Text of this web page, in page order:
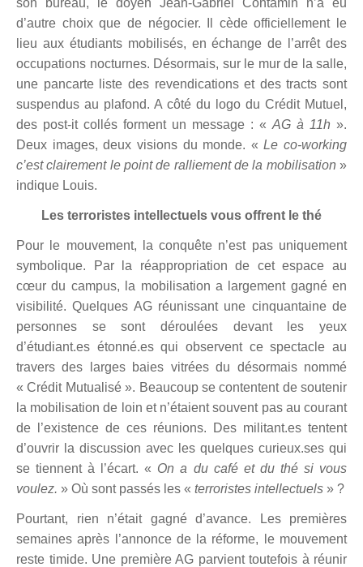
son bureau, le doyen Jean-Gabriel Contamin n’a eu
d’autre choix que de négocier. Il cède officiellement le
lieu aux étudiants mobilisés, enéchange de l’arrêt des
occupations nocturnes. Désormais, sur le mur de la salle,
une pancarte liste des revendications et des tracts sont
suspendus au plafond. A côté du logo du Crédit Mutuel,
des post-it collés forment un message : « AG à 11h ».
Deux images, deux visions du monde. «Le co-working
c’est clairement le point de ralliement de la mobilisation »
indique Louis.
Les terroristes intellectuels vous offrent le thé
Pour le mouvement, la conquête n’est pas uniquement
symbolique. Par la réappropriation de cet espace au
cœur du campus, la mobilisation a largement gagné en
visibilité. Quelques AG réunissant une cinquantaine de
personnes se sont déroulées devant les yeux
d’étudiant.es étonné.es qui observent ce spectacle au
travers des larges baies vitrées du désormais nommé
«Crédit Mutualisé ». Beaucoup se contentent de soutenir
la mobilisation de loin et n’étaient souvent pas au courant
de l’existence de ces réunions. Des militant.es tentent
d’ouvrir la discussion avec les quelques curieux.ses qui
se tiennent à l’écart. « On a du café et du thé si vous
voulez. » Où sont passés les « terroristes intellectuels » ?
Pourtant, rien n’était gagné d’avance. Les premières
semaines après l’annonce de la réforme, le mouvement
reste timide. Une première AG parvient toutefois à réunir